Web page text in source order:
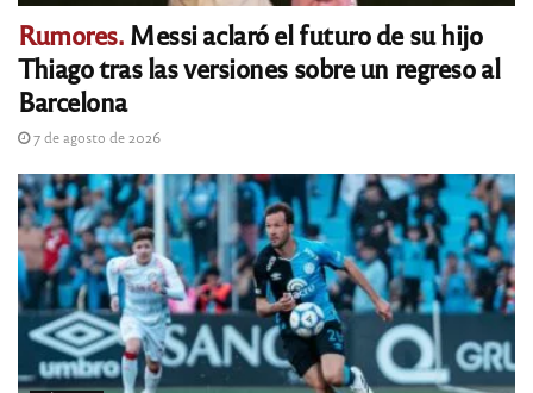
Rumores.Messi aclaró el futuro de su hijo
Thiago tras las versiones sobre un regreso al
Barcelona
7 de agosto de 2026